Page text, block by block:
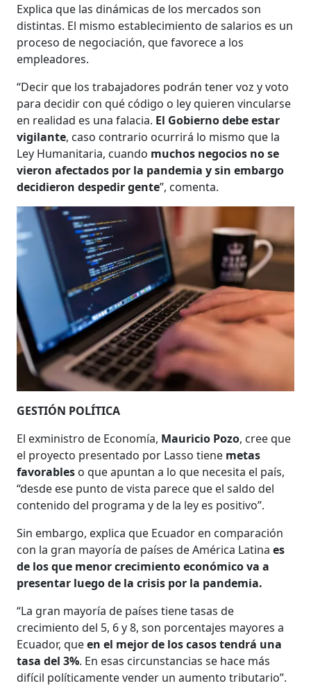
Explica que las dinámicas de los mercados son
distintas. El mismo establecimiento de salarios es un
proceso de negociación, que favorece a los
empleadores.
“Decir que los trabajadores podrán tener voz y voto
para decidir con qué código o ley quieren vincularse
en realidad es una falacia. El Gobierno debe estar
vigilante, caso contrario ocurrirá lo mismo que la
Ley Humanitaria, cuando muchos negocios no se
vieron afectados por la pandemia y sin embargo
decidieron despedir gente”, comenta.
GESTIÓN POLÍTICA
El exministro de Economía, Mauricio Pozo, cree que
el proyecto presentado por Lasso tiene metas
favorables o que apuntan a lo que necesita el país,
“desde ese punto de vista parece que el saldo del
contenido del programa y de la ley es positivo”.
Sin embargo, explica que Ecuador en comparación
con la gran mayoría de países de América Latinaes
de los que menor crecimiento económico va a
presentar luego de la crisis por la pandemia.
“La gran mayoría de países tiene tasas de
crecimiento del 5, 6 y 8, son porcentajes mayores a
Ecuador, queen el mejor de los casos tendrá una
tasa del 3%. En esas circunstancias se hace más
difícil políticamente vender un aumento tributario”.